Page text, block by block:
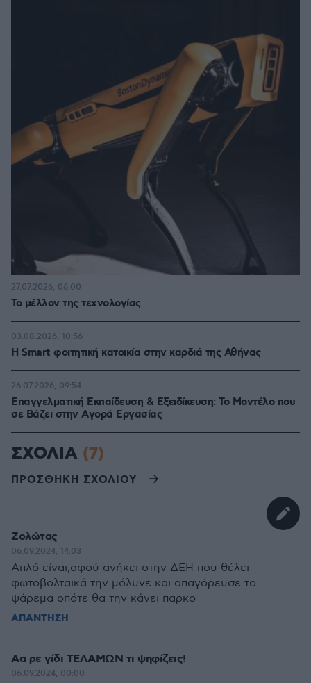
Το μέλλον της τεχνολογίας
27.07.2026, 06:00
Η Smart φοιτητική κατοικία στην καρδιά της Αθήνας
03.08.2026, 10:56
Επαγγελματική Εκπαίδευση & Εξειδίκευση: Το Mοντέλο που
σε Bάζει στην Aγορά Eργασίας
26.07.2026, 09:54
ΣΧΟΛΙΑ (7)
ΠΡΟΣΘΗΚΗ ΣΧΟΛΙΟΥ
Ζολώτας
06.09.2024, 14:03
Απλό είναι,αφού ανήκει στην ΔΕΗ που θέλει
φωτοβολταϊκά την μόλυνε και απαγόρευσε το
ψάρεμα οπότε θα την κάνει παρκο
ΑΠΑΝΤΗΣΗ
Αα ρε γίδι ΤΕΛΑΜΩΝ τι ψηφίζεις!
06.09.2024, 00:00